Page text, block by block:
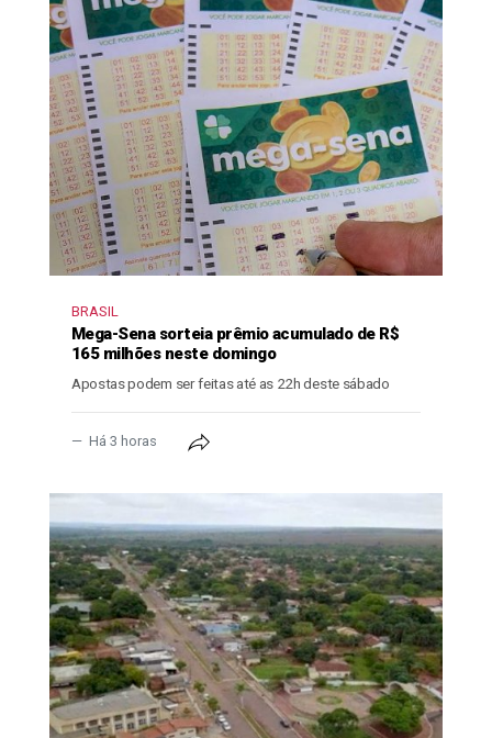
BRASIL
Mega-Sena sorteia prêmio acumulado de R$
165 milhões neste domingo
Apostas podem ser feitas até as 22h deste sábado
Há 3 horas